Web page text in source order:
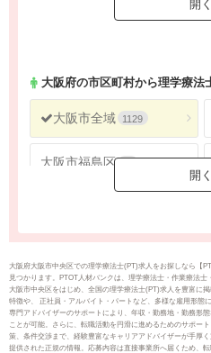
大阪府の市区町村から理学療法
大阪市全域 1129
大阪市福島区
大阪市浪速区 35
大阪市東淀川区 67
大阪府大阪市中央区での理学療法士(PT)求人をお探しなら【
見つかります。PTOT人材バンクは、理学療法士・作業療法
大阪市中央区をはじめ、全国の理学療法士(PT)求人を豊富に掲
特徴や、 正社員・アルバイト・パートなど、多様な雇用形態
専門アドバイザーのサポートにより、年収・勤務地・勤務形
ことが可能。さらに、転職活動を円滑に進めるためのサポー
策、条件交渉まで、経験豊富なキャリアアドバイザーが手厚
提供された正規の情報。応募内容は直接事業所へ届くため、